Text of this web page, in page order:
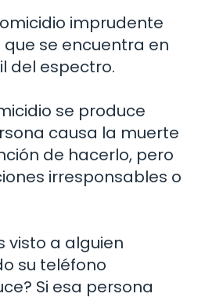
imprudente
se encuentra en
del espectro.
se produce
causa la muerte
de hacerlo, pero
irresponsables o
visto a alguien
su teléfono
Si esa persona